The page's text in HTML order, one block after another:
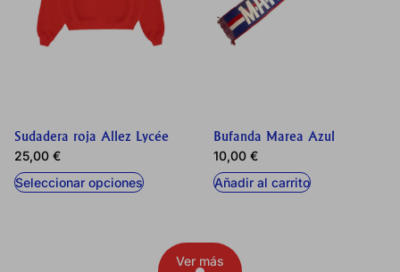
Sudadera roja Allez Lycée
25,00 €
Seleccionar opciones
Bufanda Marea Azul
10,00 €
Añadir al carrito
Ver más